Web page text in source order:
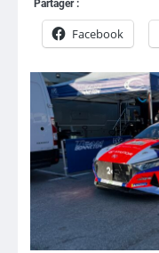
Partager :
Facebook